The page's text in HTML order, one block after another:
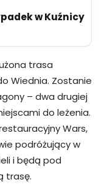
w Kuźnicy
trasa
Wiednia. Zostanie
– dwa drugiej
do leżenia.
Wars,
podróżujący w
i będą pod
trasę.